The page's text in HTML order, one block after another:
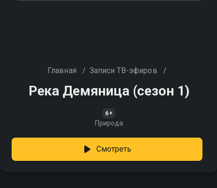
Главная / Записи ТВ-эфиров /
Река Демяница (сезон 1)
6+
Природа
Смотреть